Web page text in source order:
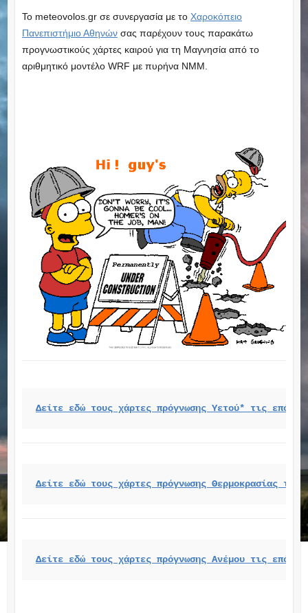
To meteovolos.gr σε συνεργασία με το Χαροκόπειο
Πανεπιστήμιο Αθηνώνσας παρέχουν τους παρακάτω
προγνωστικούς χάρτες καιρού για τη Μαγνησία από το
αριθμητικό μοντέλο WRF με πυρήνα ΝΜΜ.
Δείτε εδώ τους χάρτες πρόγνωσης Υετού* τις
Δείτε εδώ τους χάρτες πρόγνωσης Θερμοκρασίας τις
Δείτε εδώ τους χάρτες πρόγνωσης Ανέμου τις